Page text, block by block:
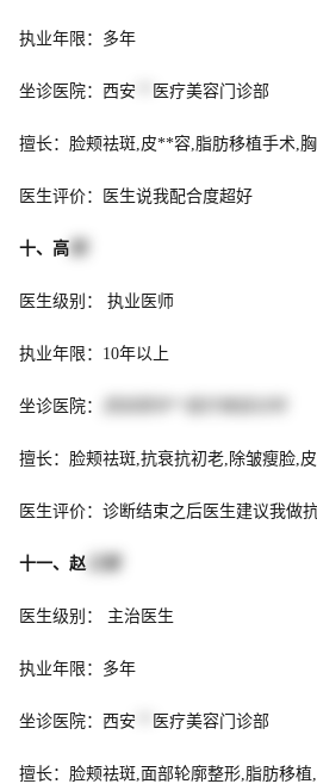
执业年限：多年
坐诊医院：西安 医疗美容门诊部
擅长：脸颊祛斑,皮**容,脂肪移植手术,
医生评价：医生说我配合度超好
十、高
医生级别： 执业医师
执业年限：10年以上
坐诊医院：
擅长：脸颊祛斑,抗衰抗初老,除皱瘦脸,
医生评价：诊断结束之后医生建议我做
十一、赵
医生级别： 主治医生
执业年限：多年
坐诊医院：西安 医疗美容门诊部
擅长：脸颊祛斑,面部轮廓整形,脂肪移